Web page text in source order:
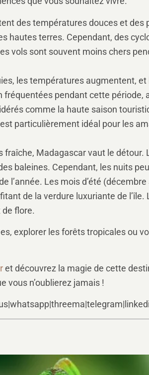
des températures douces et
hautes terres. Cependant, des
vols sont souvent moins chers
les températures augmentent,
pendant cette période,
comme la haute saison
particulièrement idéal pour les
fraîche, Madagascar vaut le
baleines. Cependant, les nuits
l’année. Les mois d’été
de la verdure luxuriante de
flore.
explorer les forêts tropicales ou
et découvrez la magie de cette
vous n’oublierez jamais !